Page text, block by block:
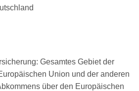
Gesamtes Gebiet der
Union und der anderen
über den Europäischen